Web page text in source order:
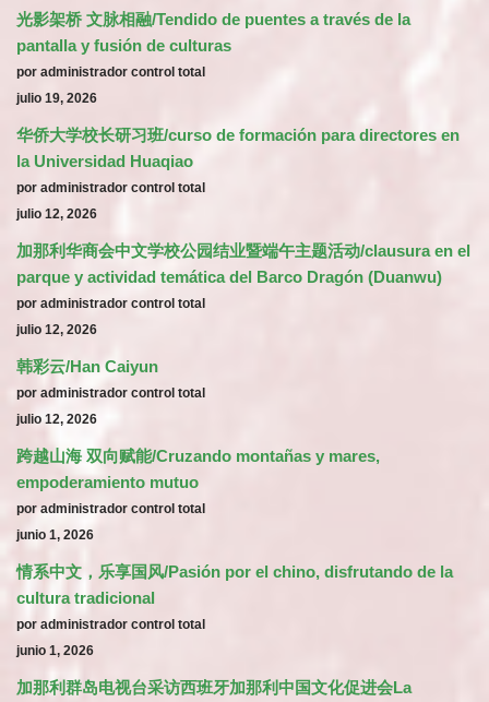
光影架桥 文脉相融/Tendido de puentes a través de la
pantalla y fusión de culturas
por administrador control total
julio 19, 2026
华侨大学校长研习班/curso de formación para directores en
la Universidad Huaqiao
por administrador control total
julio 12, 2026
加那利华商会中文学校公园结业暨端午主题活动/clausura en el
parque y actividad temática del Barco Dragón (Duanwu)
por administrador control total
julio 12, 2026
韩彩云/Han Caiyun
por administrador control total
julio 12, 2026
跨越山海 双向赋能/Cruzando montañas y mares,
empoderamiento mutuo
por administrador control total
junio 1, 2026
情系中文，乐享国风/Pasión por el chino, disfrutando de la
cultura tradicional
por administrador control total
junio 1, 2026
加那利群岛电视台采访西班牙加那利中国文化促进会La